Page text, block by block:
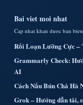
Bai viet moi nhat
Cap nhat khan duoc ban
Rối Loạn Lưỡng Cực –
Grammarly Check:
AI
Cách Nấu Bún Chả Hà
Grok – Hướng dẫn tải,